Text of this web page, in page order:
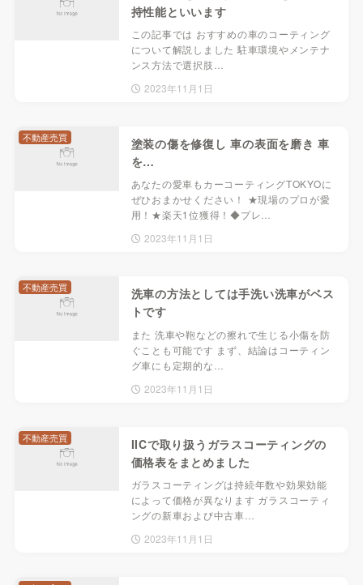
持性能といいます
この記事では おすすめの車のコーティング
について解説しました 駐車環境やメンテナ
ンス方法で選択肢…
2023年11月1日
塗装の傷を修復し 車の表面を磨き 車
を…
あなたの愛車もカーコーティングTOKYOに
ぜひおまかせください！ ★現場のプロが愛
用！★楽天1位獲得！◆プレ…
2023年11月1日
不動産売買
洗車の方法としては手洗い洗車がベス
トです
また 洗車や鞄などの擦れで生じる小傷を防
ぐことも可能です まず、結論はコーティン
グ車にも定期的な…
2023年11月1日
不動産売買
IICで取り扱うガラスコーティングの
価格表をまとめました
ガラスコーティングは持続年数や効果効能
によって価格が異なります ガラスコーティ
ングの新車および中古車…
2023年11月1日
不動産売買